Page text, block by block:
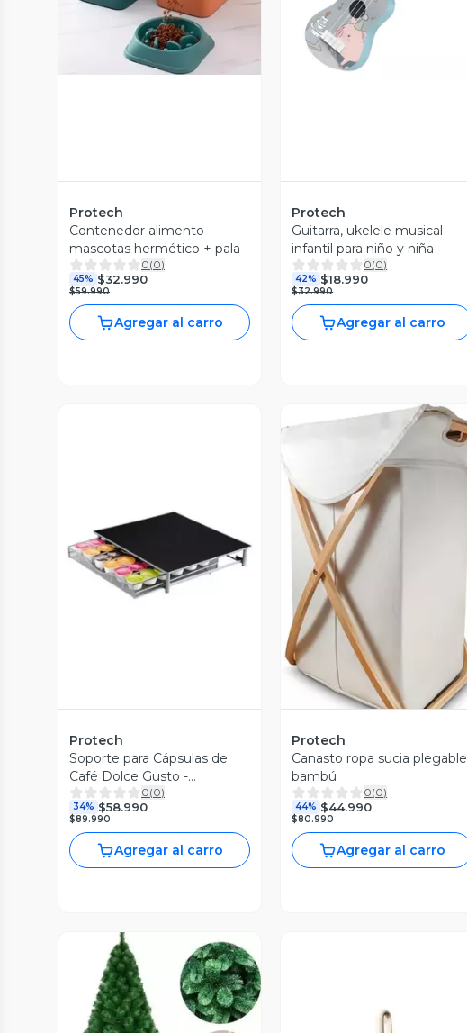
Protech
Contenedor alimento
mascotas hermético + pala
0(0)
45% $32.990
$59.990
Agregar al carro
Protech
Guitarra, ukelele musical
infantil para niño y niña
0(0)
42% $18.990
$32.990
Agregar al carro
Vista Previa
Protech
Soporte para Cápsulas de
Café Dolce Gusto -
Capacidad para 36 Uds
0(0)
34% $58.990
$89.990
Agregar al carro
Vista Previa
Protech
Canasto ropa sucia plegable
bambú
0(0)
44% $44.990
$80.990
Agregar al carro